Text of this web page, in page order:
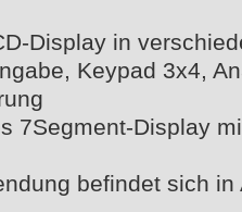
Display in
Keypad 3x4,
7Segment-Display
befindet sich